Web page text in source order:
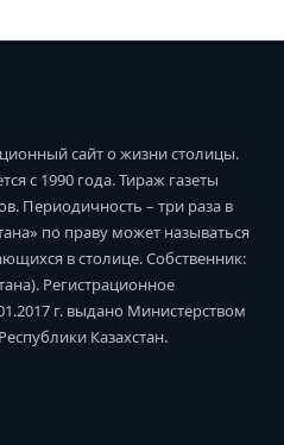
сайт о жизни столицы.
с 1990 года. Тираж газеты
Периодичность – три раза в
по праву может называться
в столице. Собственник:
Регистрационное
г. выдано Министерством
Казахстан.